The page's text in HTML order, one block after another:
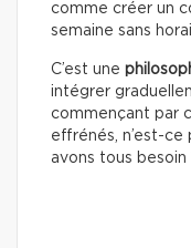
comme créer un
semaine sans
C’est une
intégrer
commençant par
effrénés, n’est-
avons tous besoin